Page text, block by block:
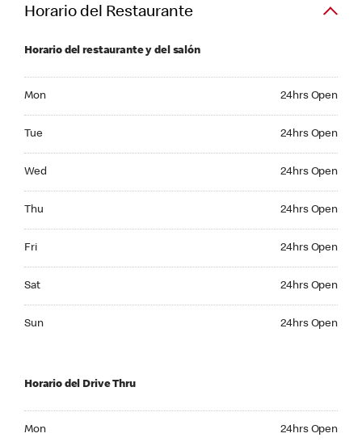
Horario del Restaurante
Horario del restaurante y del salón
Mon 24hrs Open
Tue 24hrs Open
Wed 24hrs Open
Thu 24hrs Open
Fri 24hrs Open
Sat 24hrs Open
Sun 24hrs Open
Horario del Drive Thru
Mon 24hrs Open